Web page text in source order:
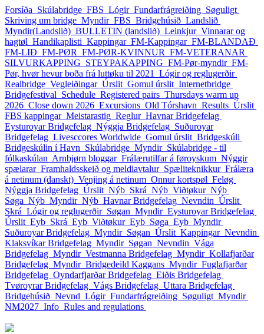
Forsíða Skúlabridge FBS Lógir Fundarfrágreiðing Søguligt
Skriving um bridge Myndir_FBS Bridgehúsið Landslið
Myndir(Landslið) BULLETIN (landslið) Leinkjur Vinnarar og
hagtøl Handikaplisti Kappingar FM-Kappingar FM-BLANDAÐ
FM-LIÐ FM-PØR FM-PØR-KVINNUR FM-VETERANAR
SILVURKAPPING STEYPAKAPPING FM-Pør-myndir FM-
Pør, hvør hevur boða frá luttøku til 2021 Lógir og reglugerðir
Realbridge Vegleiðingar Úrslit Gomul úrslit Internetbridge
Bridgefestival Schedule Registered pairs Thursdays warm up
2026 Close down 2026 Excursions Old Tórshavn Results Úrslit
FBS kappingar Meistarastig Reglur Havnar Bridgefelag
Eysturoyar Bridgefelag Nýggja Bridgefelag Suðuroyar
Bridgefelag Livesccores Worldwide Gomul úrslit Bridgeskúli
Bridgeskúlin í Havn Skúlabridge Myndir Skúlabridge - til
fólkaskúlan Arnbjørn bloggar Frálærutilfar á føroyskum Nýggir
spælarar Framhaldsskeið og meldiavtalur Spæliteknikkur Frálæra
á netinum (danskt) Venjing á netinum Onnur kortspøl Feløg
Nýggja Bridgefelag Úrslit_Nýb Skrá_Nýb Viðtøkur_Nýb
Søga_Nýb Myndir_Nýb Havnar Bridgefelag Nevndin Úrslit
Skrá Lógir og reglugerðir Søgan Myndir Eysturoyar Bridgefelag
Úrslit_Eyb Skrá_Eyb Viðtøkur_Eyb Søga_Eyb Myndir
Suðuroyar Bridgefelag Myndir Søgan Úrslit Kappingar Nevndin
Klaksvíkar Bridgefelag Myndir Søgan Nevndin Vága
Bridgefelag Myndir Vestmanna Bridgefelag Myndir Kollafjarðar
Bridgefelag Myndir Bridgedeild Kaggans Myndir Fuglafjarðar
Bridgefelag Oyndarfjarðar Bridgefelag Eiðis Bridgefelag
Tvøroyrar Bridgefelag Vágs Bridgefelag Uttara Bridgefelag
Bridgehúsið Nevnd Lógir Fundarfrágreiðing Søguligt Myndir
NM2027 Info Rules and regulations